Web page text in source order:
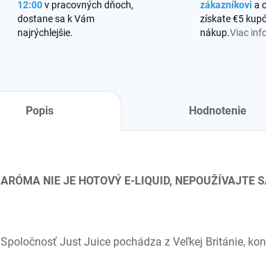
12:00v pracovných dňoch,
dostane sa k Vám
najrýchlejšie.
zákazníkovi a
získate €5
nákup.Viac
Popis Hodnotenie
ARÓMA NIE JE HOTOVÝ E-LIQUID, NEPOUŽÍVAJTE
Spoločnosť Just Juice pochádza z Veľkej Británie,